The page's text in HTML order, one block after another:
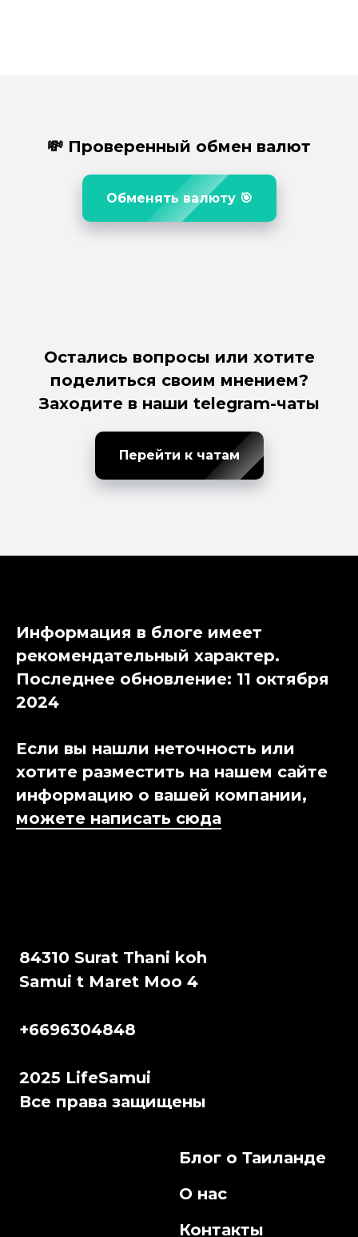
💸 Проверенный обмен валют
Обменять валюту 🎯
Остались вопросы или хотите
поделиться своим мнением?
Заходите в наши telegram-чаты
Перейти к чатам
Информация в блоге имеет
рекомендательный характер.
Последнее обновление: 11 октября
2024
Если вы нашли неточность или
хотите разместить на нашем сайте
информацию о вашей компании,
можете написать сюда
84310 Surat Thani koh
Samui t Maret Moo 4
+6696304848
2025 LifeSamui
Все права защищены
Блог о Таиланде
О нас
Контакты